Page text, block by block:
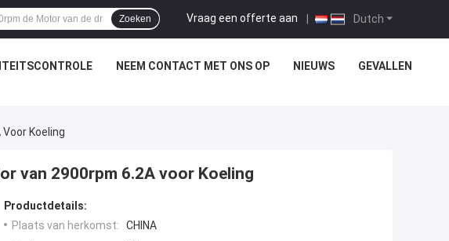
Dutch
Vraag een offerte aan |
Zoeken
NEEM CONTACT MET ONS OP NIEUWS GEVALLEN
Koeling
van 2900rpm 6.2A voor Koeling
Productdetails:
Plaats van herkomst:
CHINA